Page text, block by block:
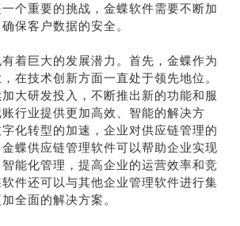
个重要的挑战，金蝶软件需要不断加
保客户数据的安全。
着巨大的发展潜力。首先，金蝶作为
在技术创新方面一直处于领先地位。
大研发投入，不断推出新的功能和服
行业提供更加高效、智能的解决方
化转型的加速，企业对供应链管理的
蝶供应链管理软件可以帮助企业实现
能化管理，提高企业的运营效率和竞
件还可以与其他企业管理软件进行集
全面的解决方案。